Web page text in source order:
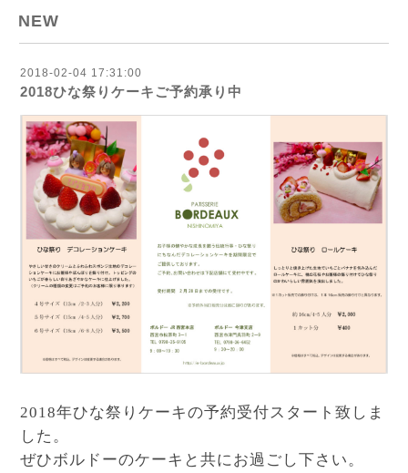
NEW
2018-02-04 17:31:00
2018ひな祭りケーキご予約承り中
2018年ひな祭りケーキの予約受付スタート致しま
した。
ぜひボルドーのケーキと共にお過ごし下さい。